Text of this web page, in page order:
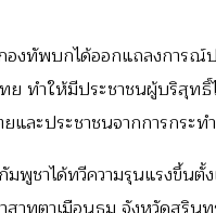
งทัพบกได้ออกแถลงการณ์
ย ทำให้มีประชาชนผู้บริสุท
และประชาชนจากการกร
ชาได้ทวีความรุนแรงขึ้นตั้